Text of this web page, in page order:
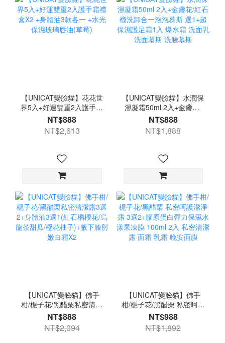
【UNICAT變臉貓】花花世
界5入+好運雙重2入護手霜
禮盒X2 +身體油3款各一
+水光保濕玻璃唇油(草莓)
NT$888
NT$2,613
【UNICAT變臉貓】水潤保
濕凝霜50ml 2入+金盞花/
紅石榴洗卸合一泡泡慕斯
選1+超保濕護足霜1入 爆
水霜 洗面乳 洗面慕斯 洗臉
NT$888
NT$1,888
【UNICAT變臉貓】佛手
柑/梔子花/黑醋栗私密清潔
露3選2+身體油3選1(紅石
榴櫻花/烏龍茶甜瓜/橙花柚
子)+腋下膝肘嫩白霜X2
NT$888
NT$2,094
【UNICAT變臉貓】佛手
柑/梔子花/黑醋栗 私密呵護
潔淨露 3選2+膠原蛋白彈
力保濕水漾果凍膜 100ml
2入 私密清潔露 面霜 乳霜
NT$988
NT$1,892